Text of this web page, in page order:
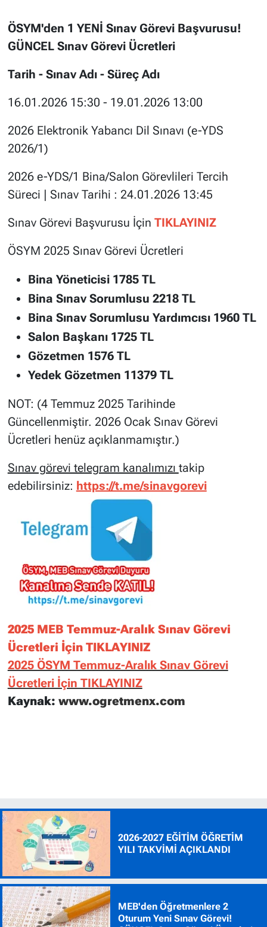
ÖSYM'den 1 YENİ Sınav Görevi Başvurusu!
GÜNCEL Sınav Görevi Ücretleri
Tarih - Sınav Adı - Süreç Adı
16.01.2026 15:30 - 19.01.2026 13:00
2026 Elektronik Yabancı Dil Sınavı (e-YDS
2026/1)
2026 e-YDS/1 Bina/Salon Görevlileri Tercih
Süreci | Sınav Tarihi : 24.01.2026 13:45
Sınav Görevi Başvurusu İçin TIKLAYINIZ
ÖSYM 2025 Sınav Görevi Ücretleri
Bina Yöneticisi 1785 TL
Bina Sınav Sorumlusu 2218 TL
Bina Sınav Sorumlusu Yardımcısı 1960 TL
Salon Başkanı 1725 TL
Gözetmen 1576 TL
Yedek Gözetmen 11379 TL
NOT: (4 Temmuz 2025 Tarihinde
Güncellenmiştir. 2026 Ocak Sınav Görevi
Ücretleri henüz açıklanmamıştır.)
Sınav görevi telegram kanalımızı takip
edebilirsiniz: https://t.me/sinavgorevi
2025 MEB Temmuz-Aralık Sınav Görevi
Ücretleri İçin TIKLAYINIZ
2025 ÖSYM Temmuz-Aralık Sınav Görevi
Ücretleri İçin TIKLAYINIZ
Kaynak: www.ogretmenx.com
2026-2027 EĞİTİM ÖĞRETİM
YILI TAKVİMİ AÇIKLANDI
MEB'den Öğretmenlere 2
Oturum Yeni Sınav Görevi!